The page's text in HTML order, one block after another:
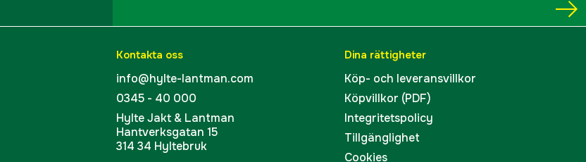
Kontakta oss
info@hylte-lantman.com
0345 - 40 000
Hylte Jakt & Lantman
Hantverksgatan 15
314 34 Hyltebruk
Dina rättigheter
Köp- och leveransvillkor
Köpvillkor (PDF)
Integritetspolicy
Tillgänglighet
Cookies